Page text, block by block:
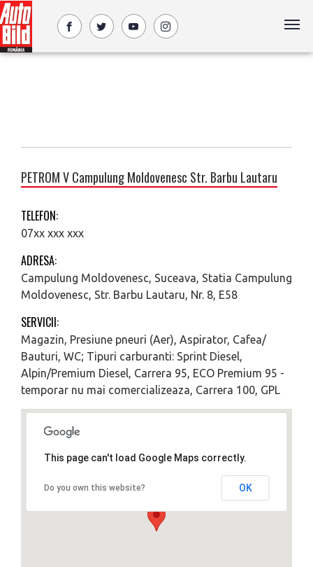
PETROM V Campulung Moldovenesc Str. Barbu Lautaru
TELEFON:
07xx xxx xxx
ADRESA:
Campulung Moldovenesc, Suceava, Statia Campulung
Moldovenesc, Str. Barbu Lautaru, Nr. 8, E58
SERVICII:
Magazin, Presiune pneuri (Aer), Aspirator, Cafea/
Bauturi, WC; Tipuri carburanti: Sprint Diesel,
Alpin/Premium Diesel, Carrera 95, ECO Premium 95 -
temporar nu mai comercializeaza, Carrera 100, GPL
This page can't load Google Maps correctly.
Do you own this website? OK